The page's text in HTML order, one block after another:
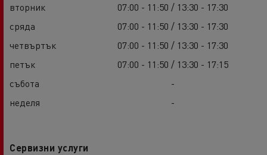
вторник
07:00 - 11:50 / 13:30 - 17:30
сряда
07:00 - 11:50 / 13:30 - 17:30
четвъртък
07:00 - 11:50 / 13:30 - 17:30
петък
07:00 - 11:50 / 13:30 - 17:15
събота
-
неделя
-
Сервизни услуги